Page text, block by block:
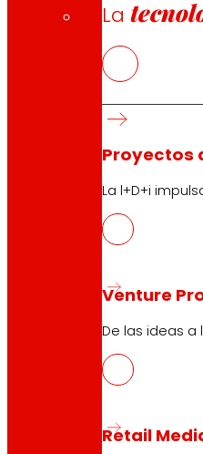
La
Proyectos
La l+D+i
Venture
De las ideas
Retail
Seguridad y confianza
Premios y